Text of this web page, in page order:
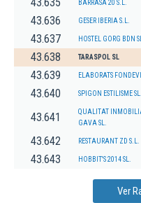
43.635 BARRASA 20 S.L.
43.636 GESER IBERIA S.L.
43.637 HOSTEL GORG BDN
43.638 TARASPOL SL
43.639 ELABORATS
43.640 SPIGON ESTILISME SL.
43.641
QUALITAT
GAVA SL.
43.642 RESTAURANT ZD S.L.
43.643 HOBBIT'S 2014 SL.
Ver